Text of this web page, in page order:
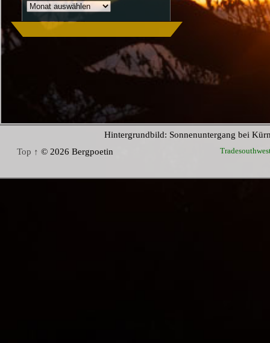
Archiv
Hintergrundbild: Sonnenuntergang bei
Top ↑ © 2026 Bergpoetin